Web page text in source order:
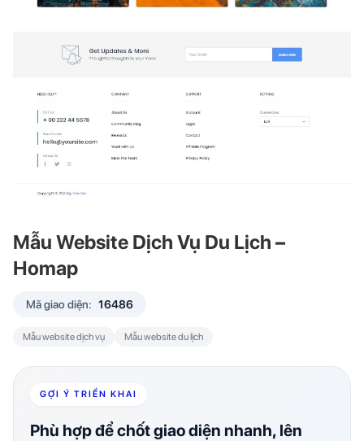
Mẫu Website Dịch Vụ Du Lịch –
Homap
Mã giao diện: 16486
Mẫu website dịch vụ Mẫu website du lịch
GỢI Ý TRIỂN KHAI
Phù hợp để chốt giao diện nhanh, lên